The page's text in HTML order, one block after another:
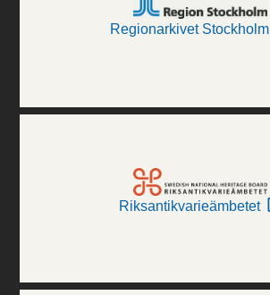
Regionarkivet Stockholm
Riksantikvarieämbetet